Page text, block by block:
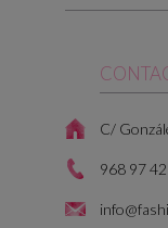
C/
968 97